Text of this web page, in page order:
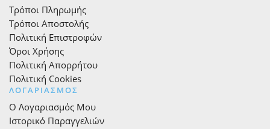
Τρόποι Πληρωμής
Τρόποι Αποστολής
Πολιτική Επιστροφών
Όροι Χρήσης
Πολιτική Απορρήτου
Πολιτική Cookies
ΛΟΓΑΡΙΑΣΜΟΣ
Ο Λογαριασμός Μου
Ιστορικό Παραγγελιών